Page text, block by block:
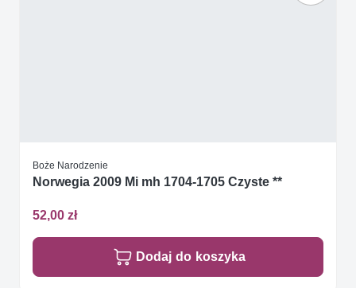
Boże Narodzenie
Norwegia 2009 Mi mh 1704-1705 Czyste **
52,00 zł
Dodaj do koszyka